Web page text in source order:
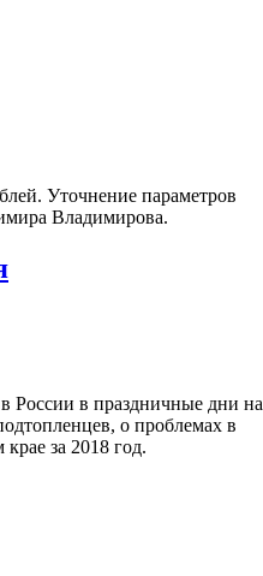
Уточнение параметров
Владимирова.
России в праздничные дни на
о проблемах в
за 2018 год.